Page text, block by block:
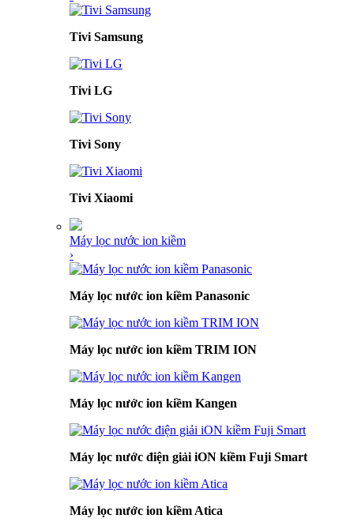
Tivi Samsung
Tivi LG
Tivi Sony
Tivi Xiaomi
Máy lọc nước ion kiềm
›
Máy lọc nước ion kiềm Panasonic
Máy lọc nước ion kiềm TRIM ION
Máy lọc nước ion kiềm Kangen
Máy lọc nước điện giải iON kiềm Fuji Smart
Máy lọc nước ion kiềm Atica